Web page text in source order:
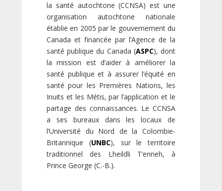
la santé autochtone (CCNSA) est une
organisation autochtone nationale
établie en 2005 par le gouvernement du
Canada et financée par l’Agence de la
santé publique du Canada (ASPC), dont
la mission est d’aider à améliorer la
santé publique et à assurer l’équité en
santé pour les Premières Nations, les
Inuits et les Métis, par l’application et le
partage des connaissances. Le CCNSA
a ses bureaux dans les locaux de
l’Université du Nord de la Colombie-
Britannique (UNBC), sur le territoire
traditionnel des Lheildli T’enneh, à
Prince George (C.-B.).